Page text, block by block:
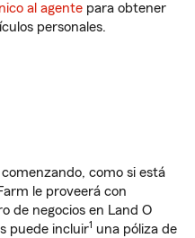
al agente para obtener
personales.
como si está
le proveerá con
de negocios en Land O
puede incluir1 una póliza de